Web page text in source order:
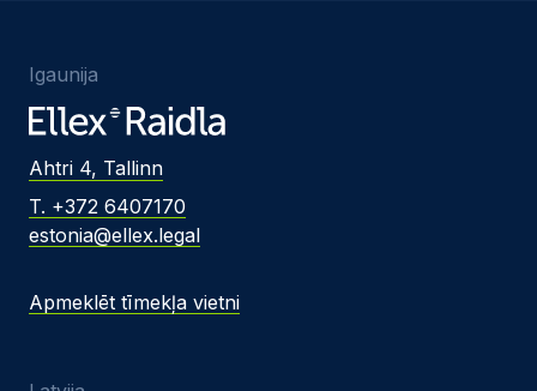
Igaunija
Ahtri 4, Tallinn
T. +372 6407170
estonia@ellex.legal
Apmeklēt tīmekļa vietni